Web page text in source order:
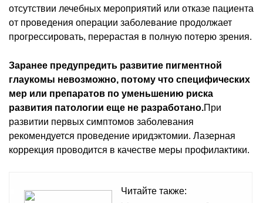
отсутствии лечебных мероприятий или отказе пациента
от проведения операции заболевание продолжает
прогрессировать, перерастая в полную потерю зрения.
Заранее предупредить развитие пигментной
глаукомы невозможно, потому что специфических
мер или препаратов по уменьшению риска
развития патологии еще не разработано.При
развитии первых симптомов заболевания
рекомендуется проведение иридэктомии. Лазерная
коррекция проводится в качестве меры профилактики.
Читайте также: